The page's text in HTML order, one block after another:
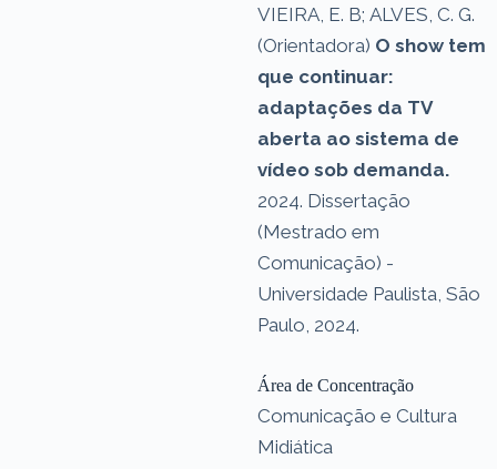
VIEIRA, E. B; ALVES, C. G.
(Orientadora) O show tem
que continuar:
adaptações da TV
aberta ao sistema de
vídeo sob demanda.
2024. Dissertação
(Mestrado em
Comunicação) -
Universidade Paulista, São
Paulo, 2024.
Área de Concentração
Comunicação e Cultura
Midiática